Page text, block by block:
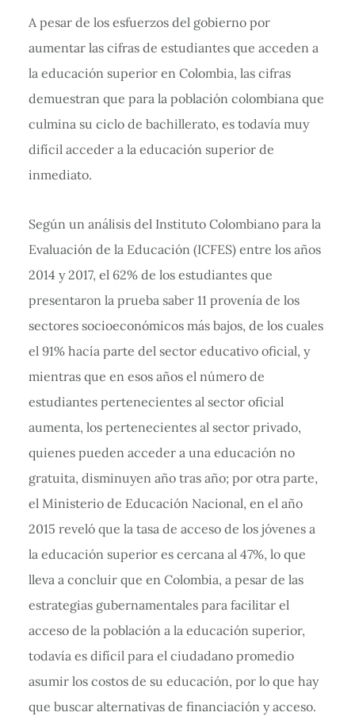
A pesar de los esfuerzos del gobierno por
aumentar las cifras de estudiantes que acceden a
la educación superior en Colombia, las cifras
demuestran que para la población colombiana que
culmina su ciclo de bachillerato, es todavía muy
difícil acceder a la educación superior de
inmediato.
Según un análisis del Instituto Colombiano para la
Evaluación de la Educación (ICFES) entre los años
2014 y 2017, el 62% de los estudiantes que
presentaron la prueba saber 11 provenía de los
sectores socioeconómicos más bajos, de los cuales
el 91% hacía parte del sector educativo oficial, y
mientras que en esos años el número de
estudiantes pertenecientes al sector oficial
aumenta, los pertenecientes al sector privado,
quienes pueden acceder a una educación no
gratuita, disminuyen año tras año; por otra parte,
el Ministerio de Educación Nacional, en el año
2015 reveló que la tasa de acceso de los jóvenes a
la educación superior es cercana al 47%, lo que
lleva a concluir que en Colombia, a pesar de las
estrategias gubernamentales para facilitar el
acceso de la población a la educación superior,
todavía es difícil para el ciudadano promedio
asumir los costos de su educación, por lo que hay
que buscar alternativas de financiación y acceso.